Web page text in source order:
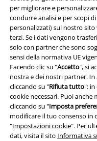
per migliorare e
condurre analisi e per scopi
personalizzati) sul nostro sito
terzi. Se i dati vengono
solo con partner che sono
sensi della normativa UE
Facendo clic su "Accetto", si
nostra e dei nostri partner.
cliccando su "Rifiuta tutto": in
cookie necessari. Puoi
cliccando su "Imposta
modificare il tuo consenso in
"Impostazioni cookie". Per
dati, visita il sito Informativa
Programmi partner
Sostenibilità